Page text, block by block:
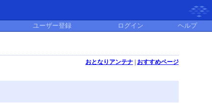
ユーザー登録 ログイン ヘルプ
おとなりアンテナ| おすすめページ